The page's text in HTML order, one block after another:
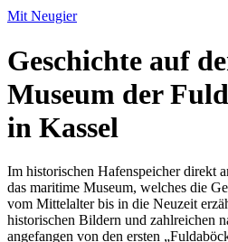
Mit Neugier
Geschichte auf
Museum der
in Kassel
Im historischen Hafenspeicher direkt
das maritime Museum, welches die
vom Mittelalter bis in die Neuzeit
historischen Bildern und zahlreichen
angefangen von den ersten